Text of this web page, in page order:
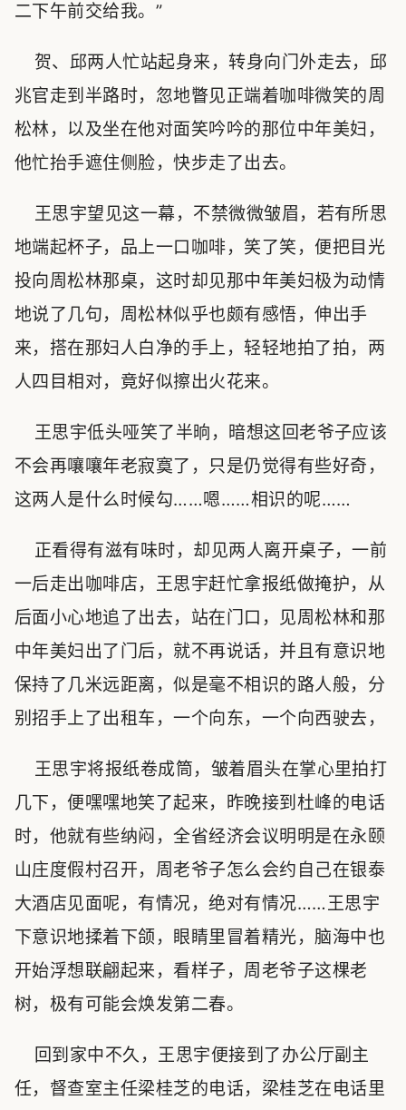
二下午前交给我。”
贺、邱两人忙站起身来，转身向门外走去，邱
兆官走到半路时，忽地瞥见正端着咖啡微笑的周
松林，以及坐在他对面笑吟吟的那位中年美妇，
他忙抬手遮住侧脸，快步走了出去。
王思宇望见这一幕，不禁微微皱眉，若有所思
地端起杯子，品上一口咖啡，笑了笑，便把目光
投向周松林那桌，这时却见那中年美妇极为动情
地说了几句，周松林似乎也颇有感悟，伸出手
来，搭在那妇人白净的手上，轻轻地拍了拍，两
人四目相对，竟好似擦出火花来。
王思宇低头哑笑了半晌，暗想这回老爷子应该
不会再嚷嚷年老寂寞了，只是仍觉得有些好奇，
这两人是什么时候勾……嗯……相识的呢……
正看得有滋有味时，却见两人离开桌子，一前
一后走出咖啡店，王思宇赶忙拿报纸做掩护，从
后面小心地追了出去，站在门口，见周松林和那
中年美妇出了门后，就不再说话，并且有意识地
保持了几米远距离，似是毫不相识的路人般，分
别招手上了出租车，一个向东，一个向西驶去，
王思宇将报纸卷成筒，皱着眉头在掌心里拍打
几下，便嘿嘿地笑了起来，昨晚接到杜峰的电话
时，他就有些纳闷，全省经济会议明明是在永颐
山庄度假村召开，周老爷子怎么会约自己在银泰
大酒店见面呢，有情况，绝对有情况……王思宇
下意识地揉着下颌，眼睛里冒着精光，脑海中也
开始浮想联翩起来，看样子，周老爷子这棵老
树，极有可能会焕发第二春。
回到家中不久，王思宇便接到了办公厅副主
任，督查室主任梁桂芝的电话，梁桂芝在电话里